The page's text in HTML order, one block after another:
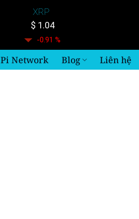
XRP
$ 1.04
-0.91 %
Pi Network Blog Liên hệ